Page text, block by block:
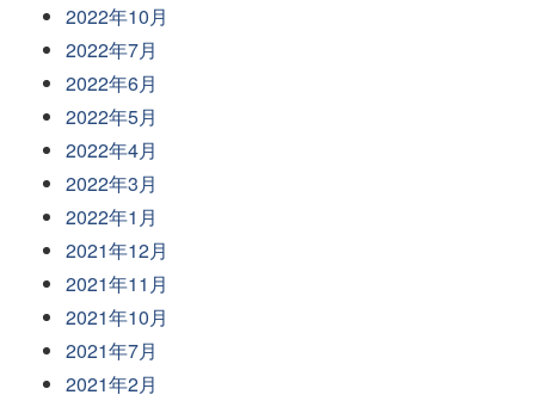
2022年10月
2022年7月
2022年6月
2022年5月
2022年4月
2022年3月
2022年1月
2021年12月
2021年11月
2021年10月
2021年7月
2021年2月